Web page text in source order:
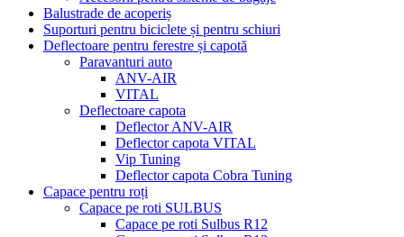
Balustrade de acoperiș
Suporturi pentru biciclete și pentru schiuri
Deflectoare pentru ferestre și capotă
Paravanturi auto
ANV-AIR
VITAL
Deflectoare capota
Deflector ANV-AIR
Deflector capota VITAL
Vip Tuning
Deflector capota Cobra Tuning
Capace pentru roți
Capace pe roti SULBUS
Capace pe roti Sulbus R12